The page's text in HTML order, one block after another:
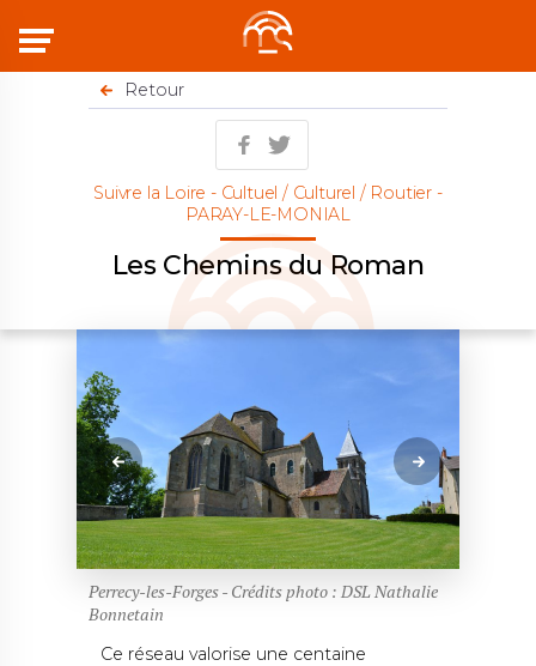
Retour
Suivre la Loire - Cultuel / Culturel / Routier -
PARAY-LE-MONIAL
Les Chemins du Roman
Perrecy-les-Forges - Crédits photo : DSL Nathalie
Bonnetain
Ce réseau valorise une centaine